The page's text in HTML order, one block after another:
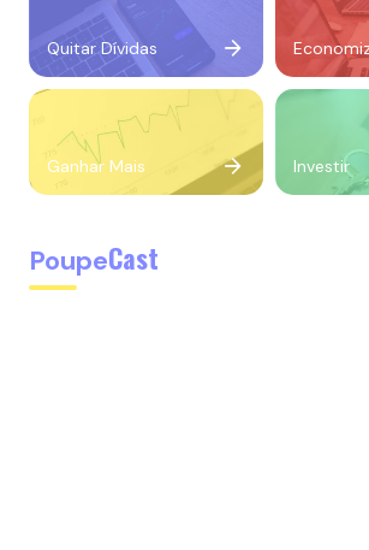
Quitar Dívidas
Ganhar Mais Investir
PoupeCast